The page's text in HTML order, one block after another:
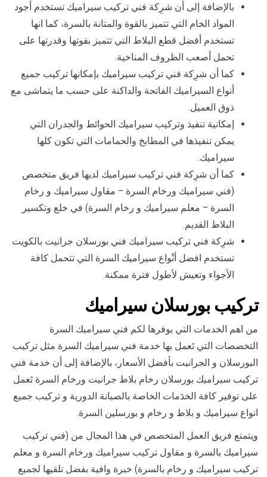
بالإضافة إلى أن شرِكة فني تركيب سيراميك تستخدم أجود
المواد الخام التي تتميز بالقوة والمتانة بالسرة، كما انها
تستخدم أفضل قطع البلاط التي تتميز بقوتها وقدرتها على
تحمل أصعب الظروف المناخية.
كما أن شرِكة فني تركيب سيراميك بإمكانها تركيب جميع
أنواع السيراميك الفاتحة والداكنة على حسب ما يتماشى مع
ذوق العميل.
إمكانية تنفيذ وتركيب سيراميك الحوائط والجدران التي
يمكن تنفيذها في المطابخ والحمامات التي تكون كلها
سيراميك.
كما أن شرِكة فني تركيب سيراميك لديها فريق متخصص
(فني سيراميك ورخام السرة – مقاول سيراميك و رخام
السرة – معلم سيراميك و رخام السرة) في خلع وتكسير
البلاط القديم.
شرِكة فني تركيب سيراميك فني بورسلان جرانيت بالكويت
تستخدم افضل أنْواع سيراميك السرة التي تتحمل كافة
الأجواء وتعيش لأطول فترة ممكنة.
تركيب بورسلان سيراميك
من اهم الخدمات التي يوفرها لكم فني سيراميك السرة
التخصصات التي تَعمل بها خدمة فني سيراميك السرة مثل تركيب
البورسلان و الجرانيت بأفضل الأسعار، بالإضافة إلى أن خدمة فني
تركيب سيراميك بورسلان رخام بلاط جرانيت ورخام السرة تَعمل
على توفير كافة الخدَمات الخاصة بالصيانة الدورية و تركيب جميع
انواع سيراميك و بلاط و رخام و بورسلين السرة.
ويتمتع فريق العمل المتخصص في هذا المجال من (فني تركيب
سيراميك بالسرة و مقاول تركيب سيراميك ورخام السرة و معلم
تركيب سيراميك و رخام بالسرة) خبرة وافية بفضل تلقيها لجميع